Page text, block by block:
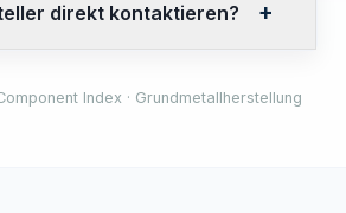
direkt kontaktieren?
Index · Grundmetallherstellung